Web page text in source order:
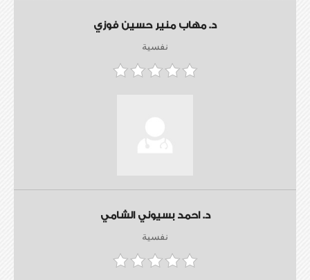
د. مهاب منير حسين فوزي
نفسية
د. احمد بسيوني الشامي
نفسية